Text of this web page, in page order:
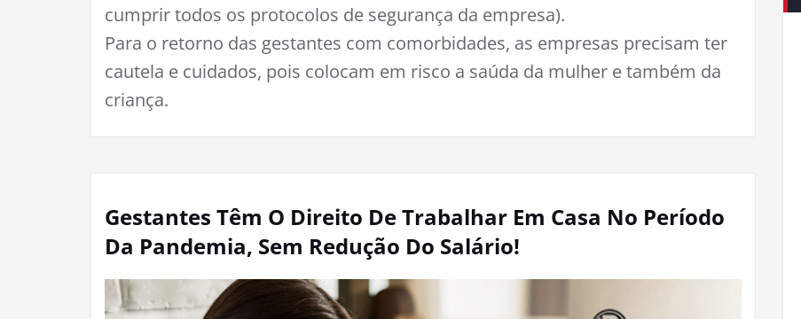
cumprir todos os protocolos de segurança da empresa).
Para o retorno das gestantes com comorbidades, as empresas precisam ter
cautela e cuidados, pois colocam em risco a saúda da mulher e também da
criança.
Gestantes Têm O Direito De Trabalhar Em Casa No Período
Da Pandemia, Sem Redução Do Salário!